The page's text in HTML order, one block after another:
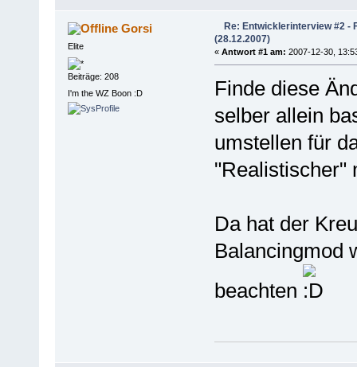
Gorsi
Elite
Beiträge: 208
I'm the WZ Boon :D
Re: Entwicklerinterview #2 -
(28.12.2007)
« Antwort #1 am: 2007-12-30,
Finde diese
selber allein
umstellen für
"Realistischer"
Da hat der
Balancingmod
beachten